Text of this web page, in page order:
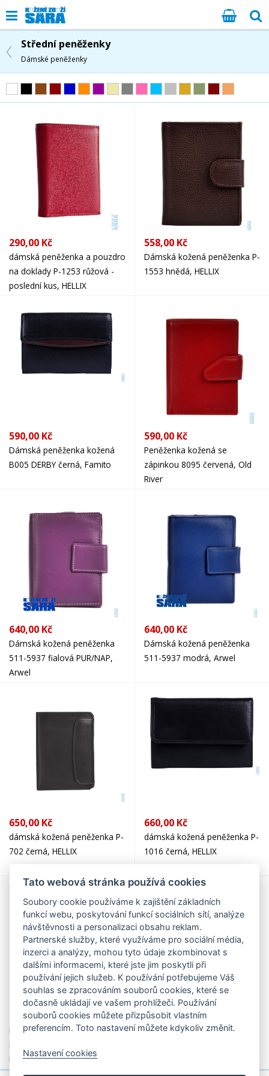
Střední peněženky
Dámské peněženky
290,00 Kč
dámská peněženka a pouzdro
na doklady P-1253 růžová -
poslední kus, HELLIX
558,00 Kč
Dámská kožená peněženka P-
1553 hnědá, HELLIX
590,00 Kč
Dámská peněženka kožená
B005 DERBY černá, Famito
590,00 Kč
Peněženka kožená se
zápinkou 8095 červená, Old
River
640,00 Kč
Dámská kožená peněženka
511-5937 fialová PUR/NAP,
Arwel
640,00 Kč
Dámská kožená peněženka
511-5937 modrá, Arwel
650,00 Kč
dámská kožená peněženka P-
702 černá, HELLIX
660,00 Kč
dámská kožená peněženka P-
1016 černá, HELLIX
690,00 Kč
Dámská kožená peněženka s
rámečkem na drobné 695806
HNĚDÁ, Kristy.X
699,00 Kč
Dámská kožená peněženka P-
Tato webová stránka používá cookies
Soubory cookie používáme k zajištění základních
funkcí webu, poskytování funkcí sociálních sítí, analýze
návštěvnosti a personalizaci obsahu reklam.
Partnerské služby, které využíváme pro sociální média,
inzerci a analýzy, mohou tyto údaje zkombinovat s
dalšími informacemi, které jste jim poskytli při
používání jejich služeb. K používání potřebujeme Váš
souhlas se zpracováním souborů cookies, které se
dočasně ukládají ve vašem prohlížeči. Používání
souborů cookies můžete přizpůsobit vlastním
preferencím. Toto nastavení můžete kdykoliv změnit.
Nastavení cookies